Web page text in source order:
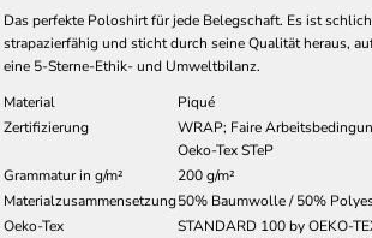
Das perfekte Poloshirt für jede Belegschaft. Es ist
strapazierfähig und sticht durch seine Qualität heraus,
eine 5-Sterne-Ethik- und Umweltbilanz.
Material
Piqué
Zertifizierung
WRAP; Faire
Oeko-Tex STeP
Grammatur in g/m²
200 g/m²
Materialzusammensetzung50% Baumwolle / 50%
Oeko-Tex
STANDARD 100 by OEKO-